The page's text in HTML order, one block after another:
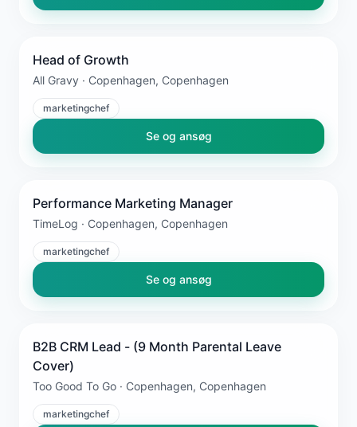
Head of Growth
All Gravy · Copenhagen, Copenhagen
marketingchef
Se og ansøg
Performance Marketing Manager
TimeLog · Copenhagen, Copenhagen
marketingchef
Se og ansøg
B2B CRM Lead - (9 Month Parental Leave
Cover)
Too Good To Go · Copenhagen, Copenhagen
marketingchef